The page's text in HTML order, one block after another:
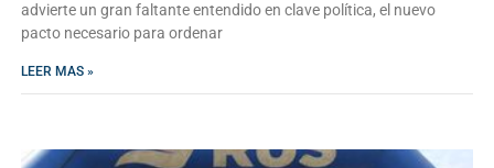
advierte un gran faltante entendido en clave política, el nuevo
pacto necesario para ordenar
LEER MAS »